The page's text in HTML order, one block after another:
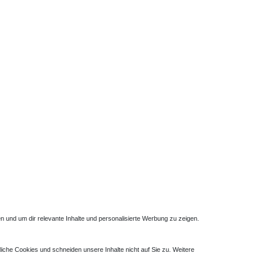
Glasduschen Eckdusche 120x75 mit Falttüren
Platzverhältnissen im Badezimmer verwenden. Bei
um dir relevante Inhalte und personalisierte Werbung zu zeigen.
Cookies und schneiden unsere Inhalte nicht auf Sie zu. Weitere